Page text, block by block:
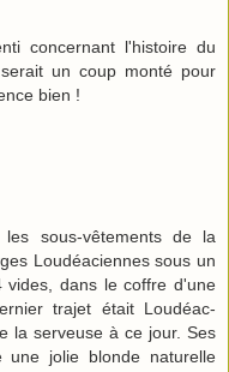
concernant l'histoire du
un coup monté pour
bien !
sous-vêtements de la
Loudéaciennes sous un
vides, dans le coffre d'une
trajet était Loudéac-
la serveuse à ce jour. Ses
une jolie blonde naturelle